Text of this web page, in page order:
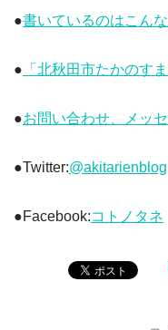
●書いているのはこんな
● 「北秋田市たかのす
●お問い合わせ、メッ
●Twitter:@akitarienblog
●Facebook:コトノタネ